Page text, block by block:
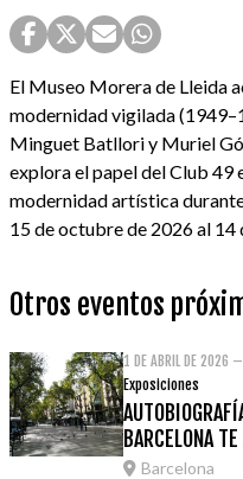
El Museo Morera de Lleida
modernidad vigilada
Minguet Batllori y Muriel
explora el papel del Club 49
modernidad artística
15 de octubre de 2026 al 14
Otros eventos
1 DE ABRIL DE 2026
Exposiciones
BARCELONA
Barcelona